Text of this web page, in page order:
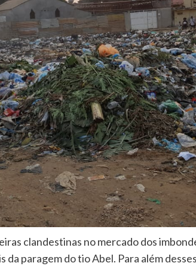
clandestinas no mercado dos
paragem do tio Abel. Para além